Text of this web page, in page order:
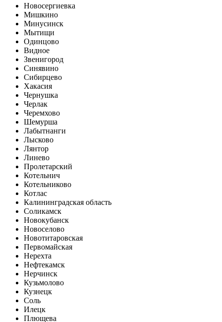
Новосергиевка
Мишкино
Минусинск
Мытищи
Одинцово
Видное
Звенигород
Синявино
Сибирцево
Хакасия
Чернушка
Черлак
Черемхово
Шемурша
Лабытнанги
Лысково
Лянтор
Линево
Пролетарский
Котельнич
Котельниково
Котлас
Калининградская область
Соликамск
Новокубанск
Новоселово
Новотитаровская
Первомайская
Нерехта
Нефтекамск
Нерчинск
Кузьмолово
Кузнецк
Соль
Илецк
Плющева